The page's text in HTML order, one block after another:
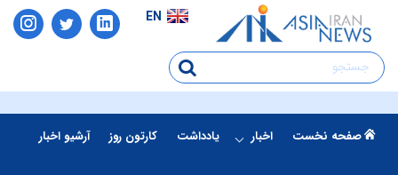
EN
صفحه نخست اخبار یادداشت کارتون روز آرشیو اخبار